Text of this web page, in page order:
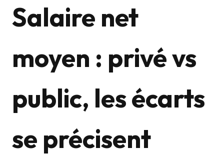
Salaire net
moyen : privé vs
public, les écarts
se précisent